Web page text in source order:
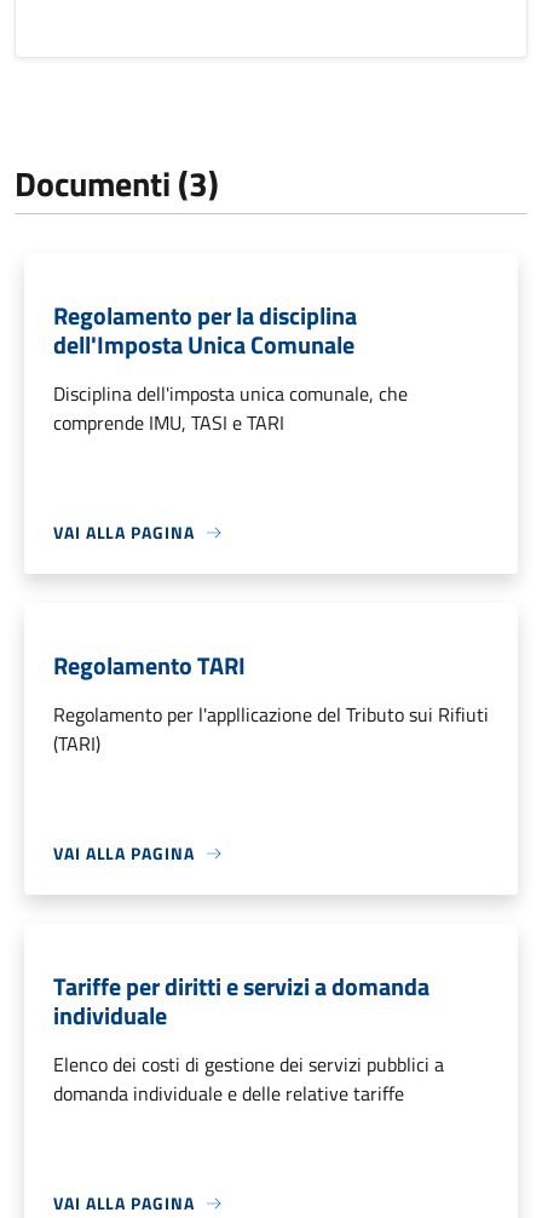
Documenti (3)
Regolamento per la disciplina
dell'Imposta Unica Comunale
Disciplina dell'imposta unica comunale, che
comprende IMU, TASI e TARI
VAI ALLA PAGINA
Regolamento TARI
Regolamento per l'appllicazione del Tributo sui Rifiuti
(TARI)
VAI ALLA PAGINA
Tariffe per diritti e servizi a domanda
individuale
Elenco dei costi di gestione dei servizi pubblici a
domanda individuale e delle relative tariffe
VAI ALLA PAGINA